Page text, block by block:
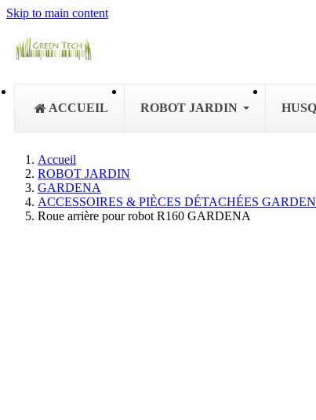
Skip to main content
ACCUEIL ROBOT JARDIN
Accueil
ROBOT JARDIN
GARDENA
ACCESSOIRES & PIÈCES DÉTACHÉES
Roue arrière pour robot R160 GARDENA